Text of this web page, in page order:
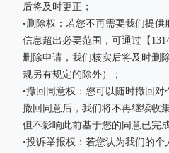
后将及时更正；
•删除权：若您不再需要我们提
信息超出必要范围，可通过【
删除申请，我们核实后将及时删
规另有规定的除外）；
•撤回同意权：您可以随时撤回对
撤回同意后，我们将不再继续收
但不影响此前基于您的同意已完
•投诉举报权：若您认为我们的